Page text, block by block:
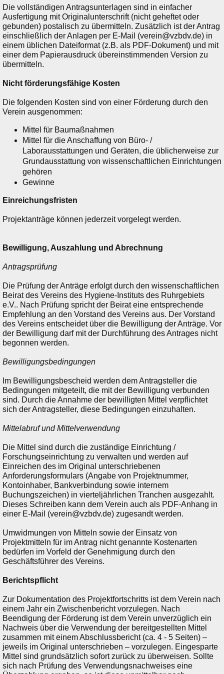
Die vollständigen Antragsunterlagen sind in einfacher
Ausfertigung mit Originalunterschrift (nicht geheftet oder
gebunden) postalisch zu übermitteln. Zusätzlich ist der Antrag
einschließlich der Anlagen per E-Mail (verein@vzbdv.de) in
einem üblichen Dateiformat (z.B. als PDF-Dokument) und mit
einer dem Papierausdruck übereinstimmenden Version zu
übermitteln.
Nicht förderungsfähige Kosten
Die folgenden Kosten sind von einer Förderung durch den
Verein ausgenommen:
Mittel für Baumaßnahmen
Mittel für die Anschaffung von Büro- /
Laborausstattungen und Geräten, die üblicherweise zur
Grundausstattung von wissenschaftlichen Einrichtungen
gehören
Gewinne
Einreichungsfristen
Projektanträge können jederzeit vorgelegt werden.
Bewilligung, Auszahlung und Abrechnung
Antragsprüfung
Die Prüfung der Anträge erfolgt durch den wissenschaftlichen
Beirat des Vereins des Hygiene-Instituts des Ruhrgebiets
e.V.. Nach Prüfung spricht der Beirat eine entsprechende
Empfehlung an den Vorstand des Vereins aus. Der Vorstand
des Vereins entscheidet über die Bewilligung der Anträge. Vor
der Bewilligung darf mit der Durchführung des Antrages nicht
begonnen werden.
Bewilligungsbedingungen
Im Bewilligungsbescheid werden dem Antragsteller die
Bedingungen mitgeteilt, die mit der Bewilligung verbunden
sind. Durch die Annahme der bewilligten Mittel verpflichtet
sich der Antragsteller, diese Bedingungen einzuhalten.
Mittelabruf und Mittelverwendung
Die Mittel sind durch die zuständige Einrichtung /
Forschungseinrichtung zu verwalten und werden auf
Einreichen des im Original unterschriebenen
Anforderungsformulars (Angabe von Projektnummer,
Kontoinhaber, Bankverbindung sowie internem
Buchungszeichen) in vierteljährlichen Tranchen ausgezahlt.
Dieses Schreiben kann dem Verein auch als PDF-Anhang in
einer E-Mail (verein@vzbdv.de) zugesandt werden.
Umwidmungen von Mitteln sowie der Einsatz von
Projektmitteln für im Antrag nicht genannte Kostenarten
bedürfen im Vorfeld der Genehmigung durch den
Geschäftsführer des Vereins.
Berichtspflicht
Zur Dokumentation des Projektfortschritts ist dem Verein nach
einem Jahr ein Zwischenbericht vorzulegen. Nach
Beendigung der Förderung ist dem Verein unverzüglich ein
Nachweis über die Verwendung der bereitgestellten Mittel
zusammen mit einem Abschlussbericht (ca. 4 - 5 Seiten) –
jeweils im Original unterschrieben – vorzulegen. Eingesparte
Mittel sind grundsätzlich sofort zurück zu überweisen. Sollte
sich nach Prüfung des Verwendungsnachweises eine